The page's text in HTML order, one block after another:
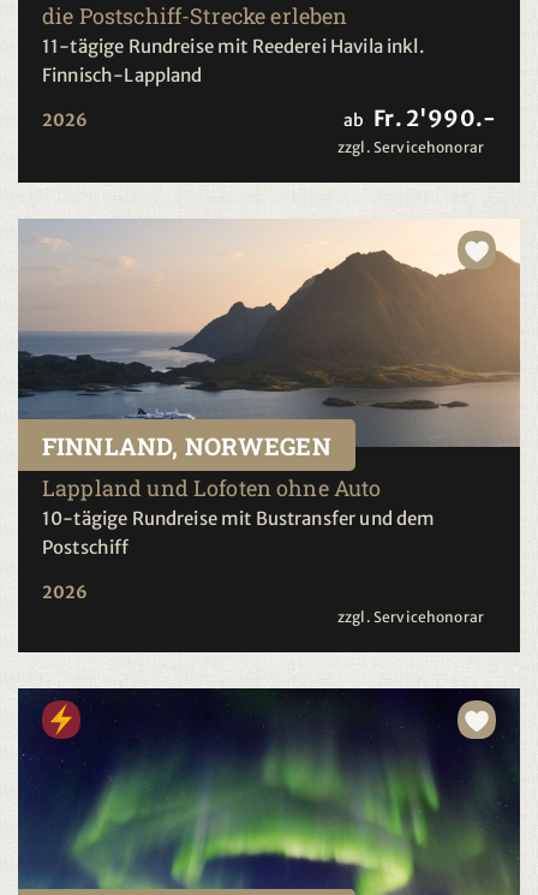
die Postschiff-Strecke erleben
11-tägige Rundreise mit Reederei Havila inkl.
Finnisch-Lappland
2026 ab Fr. 2'990.-
zzgl. Servicehonorar
FINNLAND, NORWEGEN
Lappland und Lofoten ohne Auto
10-tägige Rundreise mit Bustransfer und dem
Postschiff
2026
zzgl. Servicehonorar